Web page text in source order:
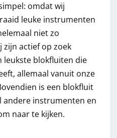
omdat wij
leuke instrumenten
niet zo
zijn actief op zoek
leukste blokfluiten die
allemaal vanuit onze
is een blokfluit
andere instrumenten en
naar te kijken.